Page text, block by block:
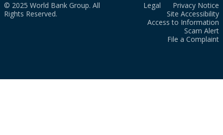
© 2025 World Bank Group. All
Rights Reserved.
Legal
Privacy Notice
Site Accessibility
Access to Information
Scam Alert
File a Complaint